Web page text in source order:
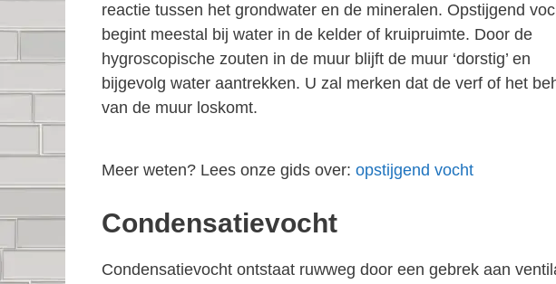
reactie tussen het grondwater en de mineralen. Opstijgend
begint meestal bij water in de kelder of kruipruimte. Door de
hygroscopische zouten in de muur blijft de muur ‘dorstig’ en
bijgevolg water aantrekken. U zal merken dat de verf of het
van de muur loskomt.
Meer weten? Lees onze gids over: opstijgend vocht
Condensatievocht
Condensatievocht ontstaat ruwweg door een gebrek aan